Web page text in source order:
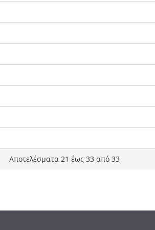
Αποτελέσματα 21 έως 33 από 33